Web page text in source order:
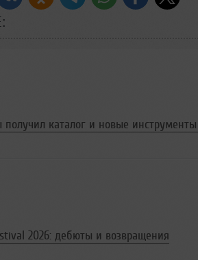
получил каталог и новые
2026: дебюты и возвращения